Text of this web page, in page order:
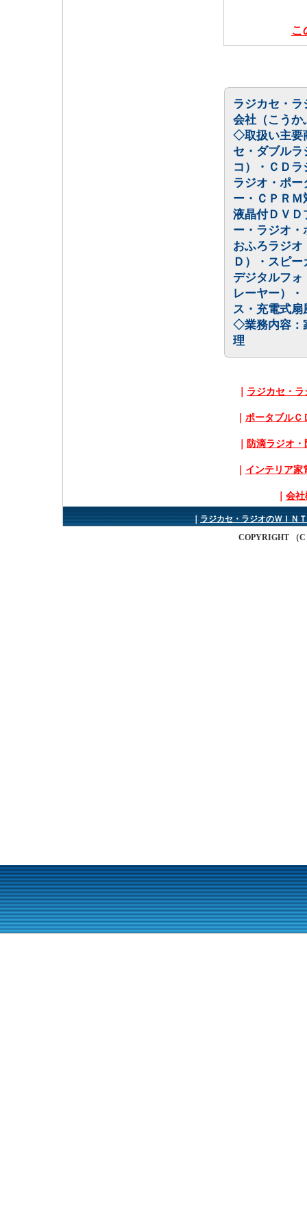
こ
ラジカセ・ラ
会社（こうか
◇取扱い主要
セ・ダブル
コ）・ＣＤ
ラジオ・ポ
ー・ＣＰＲ
液晶付ＤＶＤ
ー・ラジオ
おふろラジ
Ｄ）・スピ
デジタルフ
レーヤー）
ス・充電式
◇業務内容
理
ラジカセ・
ポータブルＣ
防滴ラジオ
インテリア家
会社
｜ラジカセ・ラジオのＷＩＮ
COPYRIGHT （